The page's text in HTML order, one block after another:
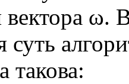
ω.
суть
такова: